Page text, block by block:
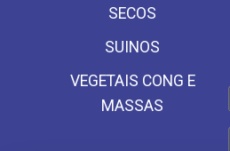
SECOS
SUINOS
VEGETAIS CONG E
MASSAS